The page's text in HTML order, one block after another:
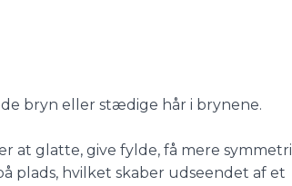
bryn eller stædige hår i brynene.
at glatte, give fylde, få mere
plads, hvilket skaber udseendet af et